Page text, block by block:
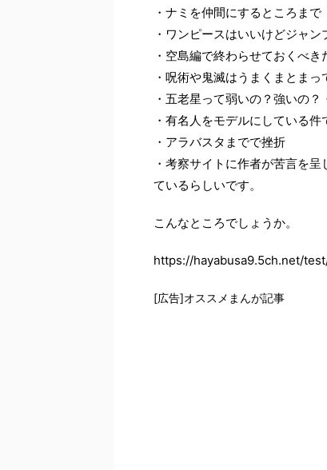
・ナミを仲間にするところまで
・ワンピースはいいけどジャン
・空島編で終わらせておくべき
・呪術や鬼滅はうまくまとまっ
・五老星って弱いの？強いの？
・有名人をモデルにしている
・アラバスタまでで挫折
・考察サイトに作者が苦言を
ているらしいです。
こんなところでしょうか。
https://hayabusa9.5ch.net/
[広告]オススメまんが記事